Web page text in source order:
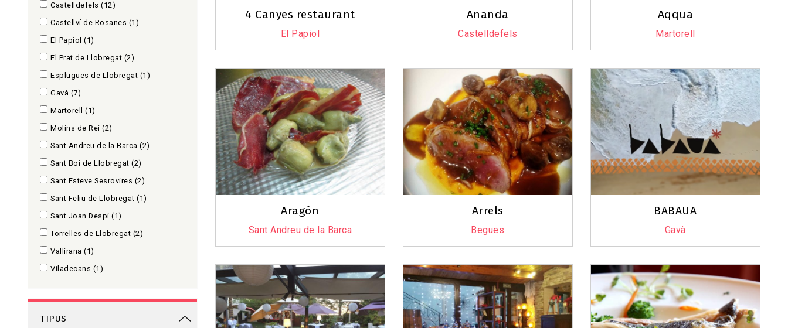
23
Leaflet | OpenStreetMapcontributors
4 Canyes restaurant
El Papiol
Ananda
Castelldefels
Aqqua
Martorell
Aragón
Sant Andreu de la Barca
Arrels
Begues
BABAUA
Gavà
Castelldefels (12)
Castellví de Rosanes (1)
El Papiol (1)
El Prat de Llobregat (2)
Esplugues de Llobregat (1)
Gavà (7)
Martorell
(1)
Molins de Rei (2)
Sant Andreu de la Barca (2)
Sant Boi de Llobregat (2)
Sant Esteve Sesrovires (2)
Sant Feliu de Llobregat (1)
Sant Joan Despí (1)
Torrelles de Llobregat (2)
Vallirana (1)
Viladecans (1)
TIPUS